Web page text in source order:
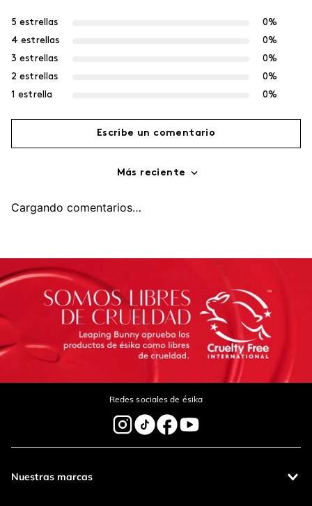
5 estrellas
0%
4 estrellas
0%
3 estrellas
0%
2 estrellas
0%
1 estrella
0%
Escribe un comentario
Título
Tu nombre
Dirección de email
Más reciente
Cargando comentarios…
Redes sociales de ésika
Nuestras marcas